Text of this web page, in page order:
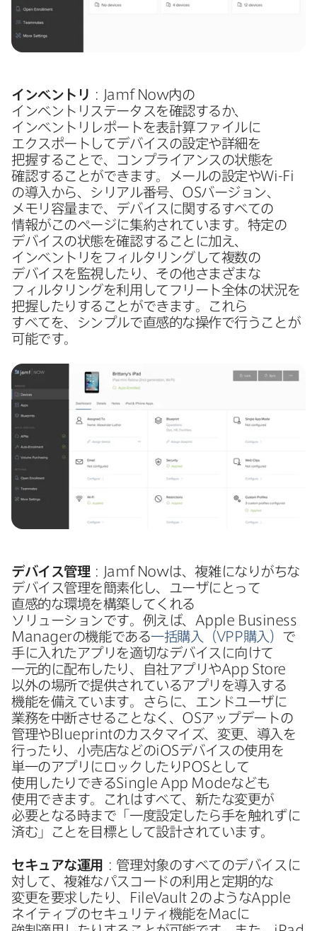
インベントリ ： Jamf Now内の​
インベントリステータスを​確認するか、​
インベントリレポートを​表計算ファイルに​
エクスポートして​デバイスの​設定や​詳細を​
把握する​ことで、​コンプライアンスの​状態を​
確認する​ことができます。​メールの​設定やWi-Fi
の​導入から、​シリアル番号、 OSバージ​ョン、​
メモリ容量まで、​デバイスに​関する​すべての​
情報が​この​ページに​集約されています。​特定の​
デバイスの​状態を​確認する​ことに​加え、​
インベントリを​フィルタリングして​複数の​
デバイスを​監視したり、​その​他さまざまな​
フィルタリングを​利用して​フリート全体の​状況を​
把握したりする​ことができます。​これら​
すべてを、​シンプルで​直感的な​操作で​行うことが​
可能です。
デバイス管理 ： Jamf Nowは、​複雑に​なりがちな​
デバイス管理を​簡素化し、​ユーザに​とって​
直感的な​環境を​構築してくれる​
ソリューションです。​例えば、 Apple Business
Managerの​機能である一括購入（VPP購入） で​
手に​入れた​アプリを​適切な​デバイスに​向けて​
一元的に​配布したり、​自社アプリやApp Store
以外の​場所で​提供されている​アプリを​導入する​
機能を​備えています。​さらに、​エンドユーザに​
業務を​中断させる​ことなく、 OSアップデートの​
管理や Blueprintの​カスタマイズ、​変更、​導入を​
行ったり、​小売店などのiOSデバイスの​使用を​
単一の​アプリに​ロックしたり POS と​して​
使用したりできるSingle App Modeなども​
使用できます。​これは​すべて、​新たな​変更が​
必要と​なる​時まで​「一度​設定したら​手を​触れずに​
済む」​ことを​目標と​して​設計されています。
セキュアな​運用
：管理対象の​すべての​デバイスに​
対して、​複雑な​パスコードの​利用と​定期的な​
変更を​要求したり、
FileVault 2のようなApple
ネイティブの​セキュリティ機能をMacに​